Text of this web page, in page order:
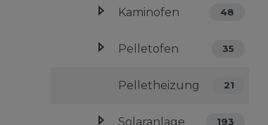
Kaminofen 48
Pelletofen 35
Pelletheizung 21
Solaranlage 193